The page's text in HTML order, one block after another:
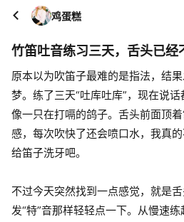
鸡蛋糕
竹笛吐音练习三天，舌头已经
原本以为吹笛子最难的是指法，结
梦。练了三天“吐库吐库”，现在说
像一只在打嗝的鸽子。舌头前面顶
感，每次吹快了还会喷口水，我真
给笛子洗牙吧。
不过今天突然找到一点感觉，就是
发“特”音那样轻轻点一下。从慢速